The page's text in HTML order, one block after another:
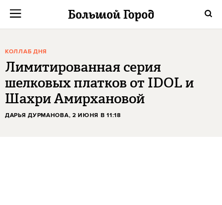
КОЛЛАБ ДНЯ
Лимитированная серия
шелковых платков от IDOL и
Шахри Амирхановой
ДАРЬЯ ДУРМАНОВА, 2 ИЮНЯ В 11:18